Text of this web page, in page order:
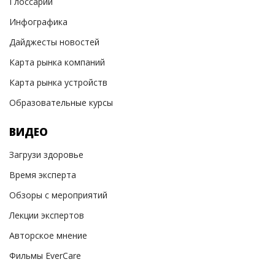
Инфографика
Дайджесты новостей
Карта рынка компаний
Карта рынка устройств
Образовательные курсы
ВИДЕО
Загрузи здоровье
Время эксперта
Обзоры с мероприятий
Лекции экспертов
Авторское мнение
Фильмы EverCare